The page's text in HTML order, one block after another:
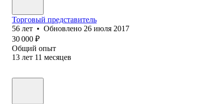
Торговый представитель
56 лет • Обновлено 26 июля 2017
30 000 ₽
Общий опыт
13 лет 11 месяцев